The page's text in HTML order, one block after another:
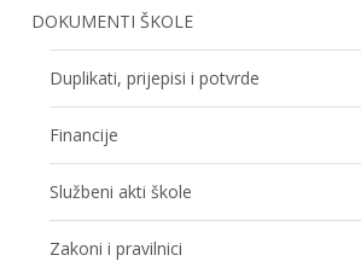
DOKUMENTI ŠKOLE
Duplikati, prijepisi i potvrde
Financije
Službeni akti škole
Zakoni i pravilnici